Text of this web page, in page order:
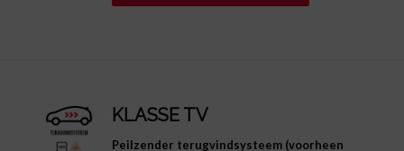
KLASSE TV
Peilzender terugvindsysteem (voorheen